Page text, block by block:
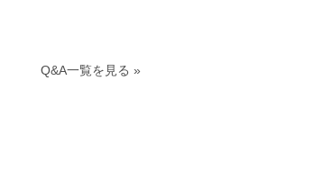
Q&A一覧を見る »